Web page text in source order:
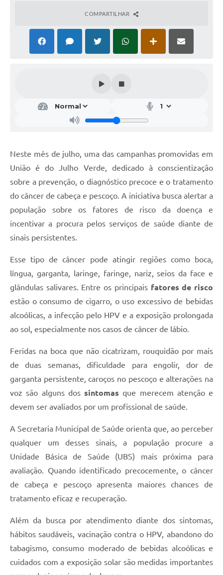
COMPARTILHAR
Neste mês de julho, uma das campanhas promovidas em
União é do Julho Verde, dedicado à conscientização
sobre a prevenção, o diagnóstico precoce e o tratamento
do câncer de cabeça e pescoço. A iniciativa busca alertar a
população sobre os fatores de risco da doença e
incentivar a procura pelos serviços de saúde diante de
sinais persistentes.
Esse tipo de câncer pode atingir regiões como boca,
língua, garganta, laringe, faringe, nariz, seios da face e
glândulas salivares. Entre os principais fatores de risco
estão o consumo de cigarro, o uso excessivo de bebidas
alcoólicas, a infecção pelo HPV e a exposição prolongada
ao sol, especialmente nos casos de câncer de lábio.
Feridas na boca que não cicatrizam, rouquidão por mais
de duas semanas, dificuldade para engolir, dor de
garganta persistente, caroços no pescoço e alterações na
voz são alguns dos sintomasque merecem atenção e
devem ser avaliados por um profissional de saúde.
A Secretaria Municipal de Saúde orienta que, ao perceber
qualquer um desses sinais, a população procure a
Unidade Básica de Saúde (UBS) mais próxima para
avaliação. Quando identificado precocemente, o câncer
de cabeça e pescoço apresenta maiores chances de
tratamento eficaz e recuperação.
Além da busca por atendimento diante dos sintomas,
hábitos saudáveis, vacinação contra o HPV, abandono do
tabagismo, consumo moderado de bebidas alcoólicas e
cuidados com a exposição solar são medidas importantes